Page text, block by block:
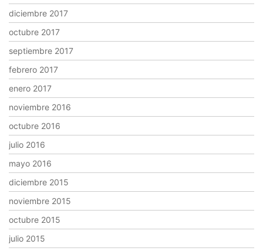
diciembre 2017
octubre 2017
septiembre 2017
febrero 2017
enero 2017
noviembre 2016
octubre 2016
julio 2016
mayo 2016
diciembre 2015
noviembre 2015
octubre 2015
julio 2015